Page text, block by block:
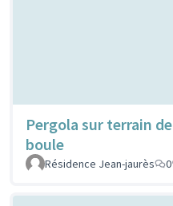
Pergola sur terrain de
boule
Résidence Jean-jaurès
0